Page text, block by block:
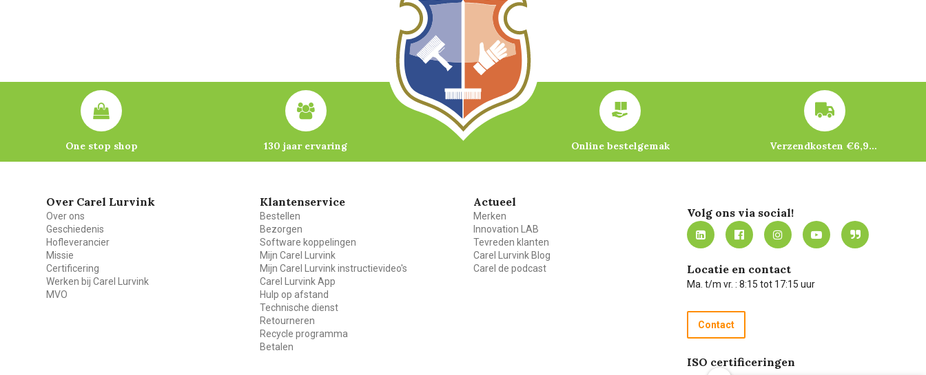
One stop shop 130 jaar ervaring Online bestelgemak Verzendkosten €6,95 – gratis bij je eerste bestelling vanaf €200
Over Carel Lurvink
Over ons
Geschiedenis
Hofleverancier
Missie
Certificering
Werken bij Carel Lurvink
MVO
Klantenservice
Bestellen
Bezorgen
Software koppelingen
Mijn Carel Lurvink
Mijn Carel Lurvink instructievideo's
Carel Lurvink App
Hulp op afstand
Technische dienst
Retourneren
Recycle programma
Betalen
Actueel
Merken
Innovation LAB
Tevreden klanten
Carel Lurvink Blog
Carel de podcast
Volg ons via social!
Locatie en contact
Ma. t/m vr. : 8:15 tot 17:15 uur
Contact
ISO certificeringen